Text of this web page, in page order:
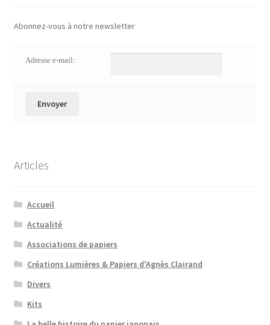
Abonnez-vous à notre newsletter
Adresse e-mail:
Articles
Accueil
Actualité
Associations de papiers
Créations Lumières & Papiers d'Agnès Clairand
Divers
Kits